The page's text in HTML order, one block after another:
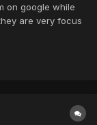
on google while
are very focus